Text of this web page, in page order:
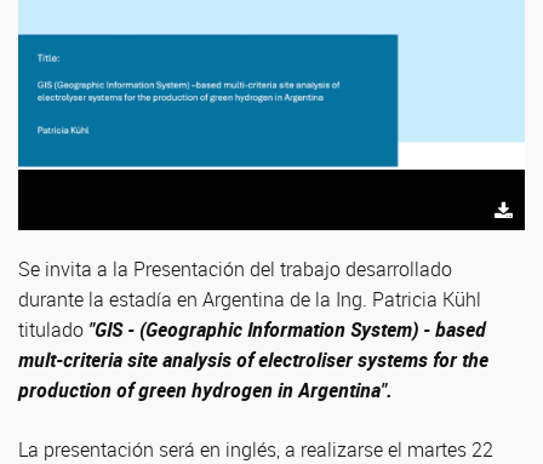
Se invita a la Presentación del trabajo desarrollado
durante la estadía en Argentina de la Ing. Patricia Kühl
titulado "GIS - (Geographic Information System) - based
mult-criteria site analysis of electroliser systems for the
production of green hydrogen in Argentina".
La presentación será en inglés, a realizarse el martes 22